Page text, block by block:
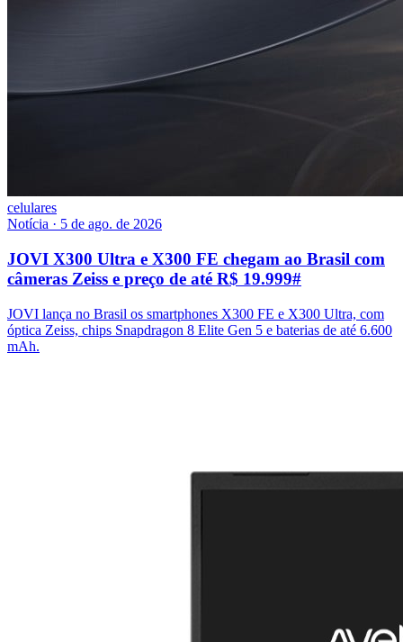
celulares
Notícia · 5 de ago. de 2026
JOVI X300 Ultra e X300 FE chegam ao Brasil com
câmeras Zeiss e preço de até R$ 19.999#
JOVI lança no Brasil os smartphones X300 FE e X300 Ultra, com
óptica Zeiss, chips Snapdragon 8 Elite Gen 5 e baterias de até 6.600
mAh.